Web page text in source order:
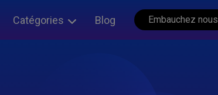
Catégories Blog Embauchez nous